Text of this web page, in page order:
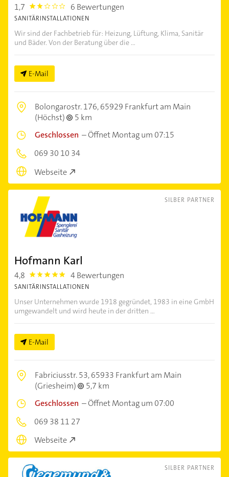
1,7 1.7 6 Bewertungen
SANITÄRINSTALLATIONEN
Wir sind der Fachbetrieb für: Heizung, Lüftung, Klima, Sanitär
und Bäder. Von der Beratung über die ...
E-Mail
Bolongarostr. 176,65929 Frankfurt am Main
(Höchst)
5 km
Geschlossen –Öffnet Montag um 07:15
069 30 10 34
Webseite
SILBER PARTNER
Hofmann Karl
4,8 4.8 4 Bewertungen
SANITÄRINSTALLATIONEN
Unser Unternehmen wurde 1918 gegründet, 1983 in eine GmbH
umgewandelt und wird heute in der dritten ...
E-Mail
Fabriciusstr. 53,65933 Frankfurt am Main
(Griesheim)
5,7 km
Geschlossen –Öffnet Montag um 07:00
069 38 11 27
Webseite
SILBER PARTNER